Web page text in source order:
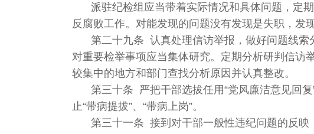
派驻纪检组应当带着实际情况和具体问题，定
反腐败工作。对能发现的问题没有发现是失职，发
第二十九条 认真处理信访举报，做好问题线索
对重要检举事项应当集体研究。定期分析研判信访
较集中的地方和部门查找分析原因并认真整改。
第三十条 严把干部选拔任用“党风廉洁意见回
止“带病提拔”、“带病上岗”。
第三十一条 接到对干部一般性违纪问题的反映